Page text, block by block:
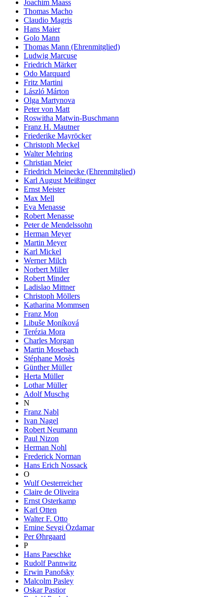
Joachim Maass
Thomas Macho
Claudio Magris
Hans Maier
Golo Mann
Thomas Mann (Ehrenmitglied)
Ludwig Marcuse
Friedrich Märker
Odo Marquard
Fritz Martini
László Márton
Olga Martynova
Peter von Matt
Roswitha Matwin-Buschmann
Franz H. Mautner
Friederike Mayröcker
Christoph Meckel
Walter Mehring
Christian Meier
Friedrich Meinecke (Ehrenmitglied)
Karl August Meißinger
Ernst Meister
Max Mell
Eva Menasse
Robert Menasse
Peter de Mendelssohn
Herman Meyer
Martin Meyer
Karl Mickel
Werner Milch
Norbert Miller
Robert Minder
Ladislao Mittner
Christoph Möllers
Katharina Mommsen
Franz Mon
Libuše Moníková
Terézia Mora
Charles Morgan
Martin Mosebach
Stéphane Mosès
Günther Müller
Herta Müller
Lothar Müller
Adolf Muschg
N
Franz Nabl
Ivan Nagel
Robert Neumann
Paul Nizon
Herman Nohl
Frederick Norman
Hans Erich Nossack
O
Wulf Oesterreicher
Claire de Oliveira
Ernst Osterkamp
Karl Otten
Walter F. Otto
Emine Sevgi Özdamar
Per Øhrgaard
P
Hans Paeschke
Rudolf Pannwitz
Erwin Panofsky
Malcolm Pasley
Oskar Pastior